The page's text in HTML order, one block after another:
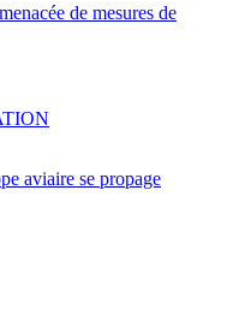
de mesures de
aviaire se propage